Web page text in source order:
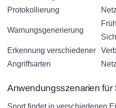
Protokollierung
Warnungsgenerierung
Erkennung verschiedener
Angriffsarten
Anwendungsszenarien für